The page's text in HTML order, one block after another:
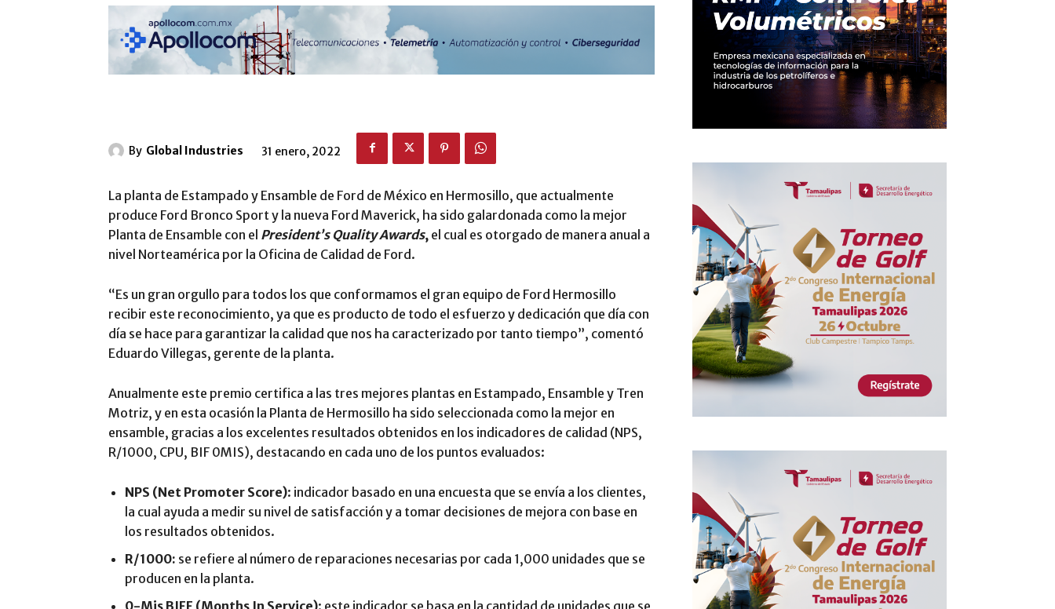
By Global Industries 31 enero, 2022
La planta de Estampado y Ensamble de Ford de México en Hermosillo, que actualmente
produce Ford Bronco Sport y la nueva Ford Maverick, ha sido galardonada como la mejor
Planta de Ensamble con el President’s Quality Awards, el cual es otorgado de manera anual a
nivel Norteamérica por la Oficina de Calidad de Ford.
“Es un gran orgullo para todos los que conformamos el gran equipo de Ford Hermosillo
recibir este reconocimiento, ya que es producto de todo el esfuerzo y dedicación que día con
día se hace para garantizar la calidad que nos ha caracterizado por tanto tiempo”, comentó
Eduardo Villegas, gerente de la planta.
Anualmente este premio certifica a las tres mejores plantas en Estampado, Ensamble y Tren
Motriz, y en esta ocasión la Planta de Hermosillo ha sido seleccionada como la mejor en
ensamble, gracias a los excelentes resultados obtenidos en los indicadores de calidad (NPS,
R/1000, CPU, BIF 0MIS), destacando en cada uno de los puntos evaluados:
NPS (Net Promoter Score): indicador basado en una encuesta que se envía a los clientes,
la cual ayuda a medir su nivel de satisfacción y a tomar decisiones de mejora con base en
los resultados obtenidos.
R/1000: se refiere al número de reparaciones necesarias por cada 1,000 unidades que se
producen en la planta.
0-Mis BIFF (Months In Service): este indicador se basa en la cantidad de unidades que se